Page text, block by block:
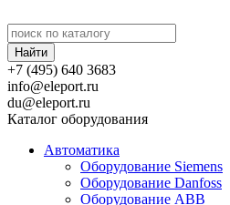
+7 (495) 640 3683
info@eleport.ru
du@eleport.ru
Каталог оборудования
Автоматика
Оборудование Siemens
Оборудование Danfoss
Оборудование ABB